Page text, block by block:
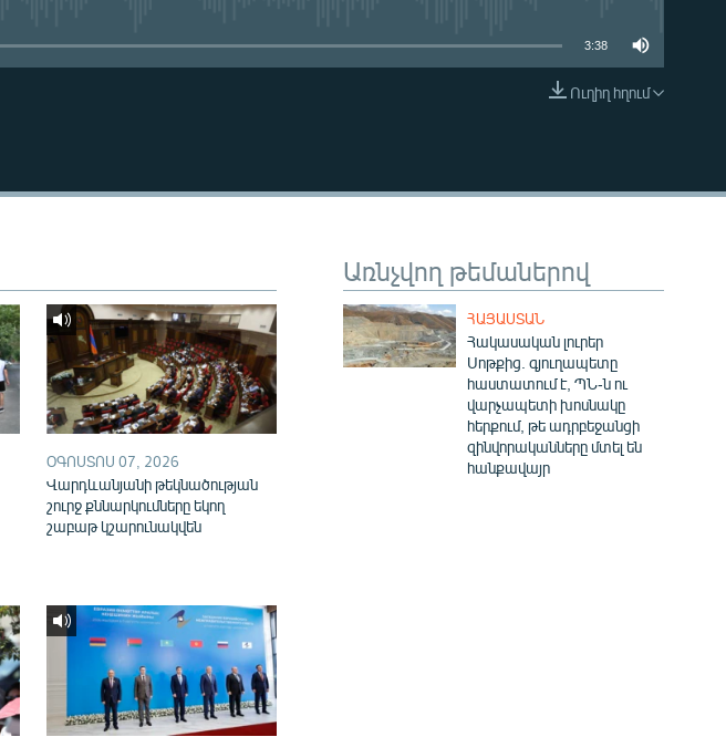
EMBED
3:38
Ուղիղ հղում
Առնչվող թեմաներով
ՀԱՅԱՍՏԱՆ
Հակասական լուրեր
Սոթքից. գյուղապետը
հաստատում է, ՊՆ-ն ու
վարչապետի խոսնակը
հերքում, թե ադրբեջանցի
զինվորականները մտել են
հանքավայր
ՕԳՈՍՏՈՍ 07, 2026
Վարդևանյանի թեկնածության
շուրջ քննարկումները եկող
շաբաթ կշարունակվեն